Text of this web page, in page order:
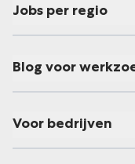
Jobs per regio
Blog voor
Voor bedrijven